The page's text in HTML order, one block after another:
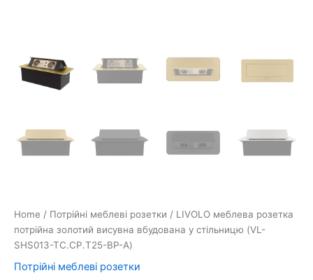
Home / Потрійні меблеві розетки / LIVOLO меблева розетка
потрійна золотий висувна вбудована у стільницю (VL-
SHS013-TC.CP.T25-BP-A)
Потрійні меблеві розетки